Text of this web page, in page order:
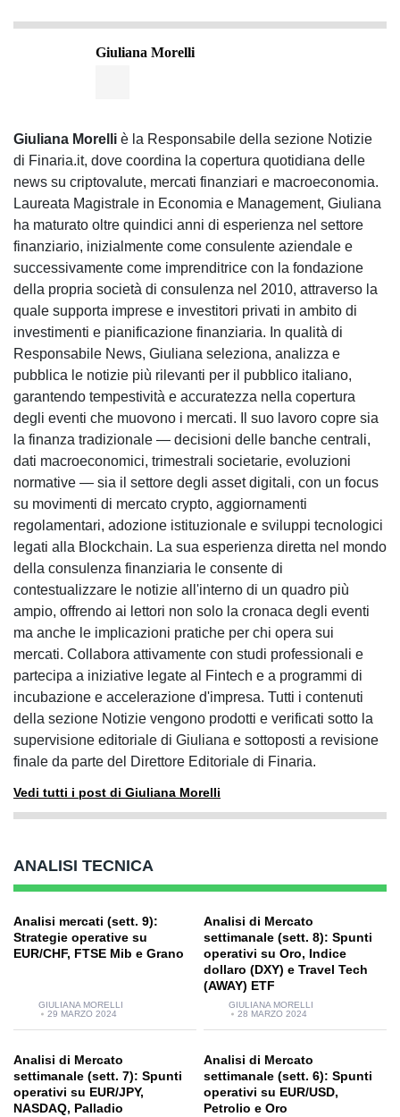
Giuliana Morelli
Giuliana Morelli è la Responsabile della sezione Notizie
di Finaria.it, dove coordina la copertura quotidiana delle
news su criptovalute, mercati finanziari e macroeconomia.
Laureata Magistrale in Economia e Management, Giuliana
ha maturato oltre quindici anni di esperienza nel settore
finanziario, inizialmente come consulente aziendale e
successivamente come imprenditrice con la fondazione
della propria società di consulenza nel 2010, attraverso la
quale supporta imprese e investitori privati in ambito di
investimenti e pianificazione finanziaria. In qualità di
Responsabile News, Giuliana seleziona, analizza e
pubblica le notizie più rilevanti per il pubblico italiano,
garantendo tempestività e accuratezza nella copertura
degli eventi che muovono i mercati. Il suo lavoro copre sia
la finanza tradizionale — decisioni delle banche centrali,
dati macroeconomici, trimestrali societarie, evoluzioni
normative — sia il settore degli asset digitali, con un focus
su movimenti di mercato crypto, aggiornamenti
regolamentari, adozione istituzionale e sviluppi tecnologici
legati alla Blockchain. La sua esperienza diretta nel mondo
della consulenza finanziaria le consente di
contestualizzare le notizie all'interno di un quadro più
ampio, offrendo ai lettori non solo la cronaca degli eventi
ma anche le implicazioni pratiche per chi opera sui
mercati. Collabora attivamente con studi professionali e
partecipa a iniziative legate al Fintech e a programmi di
incubazione e accelerazione d'impresa. Tutti i contenuti
della sezione Notizie vengono prodotti e verificati sotto la
supervisione editoriale di Giuliana e sottoposti a revisione
finale da parte del Direttore Editoriale di Finaria.
Vedi tutti i post di Giuliana Morelli
ANALISI TECNICA
Analisi mercati (sett. 9):
Strategie operative su
EUR/CHF, FTSE Mib e Grano
GIULIANA MORELLI
29 MARZO 2024
Analisi di Mercato
settimanale (sett. 8): Spunti
operativi su Oro, Indice
dollaro (DXY) e Travel Tech
(AWAY) ETF
GIULIANA MORELLI
28 MARZO 2024
Analisi di Mercato
settimanale (sett. 7): Spunti
operativi su EUR/JPY,
NASDAQ, Palladio
Analisi di Mercato
settimanale (sett. 6): Spunti
operativi su EUR/USD,
Petrolio e Oro